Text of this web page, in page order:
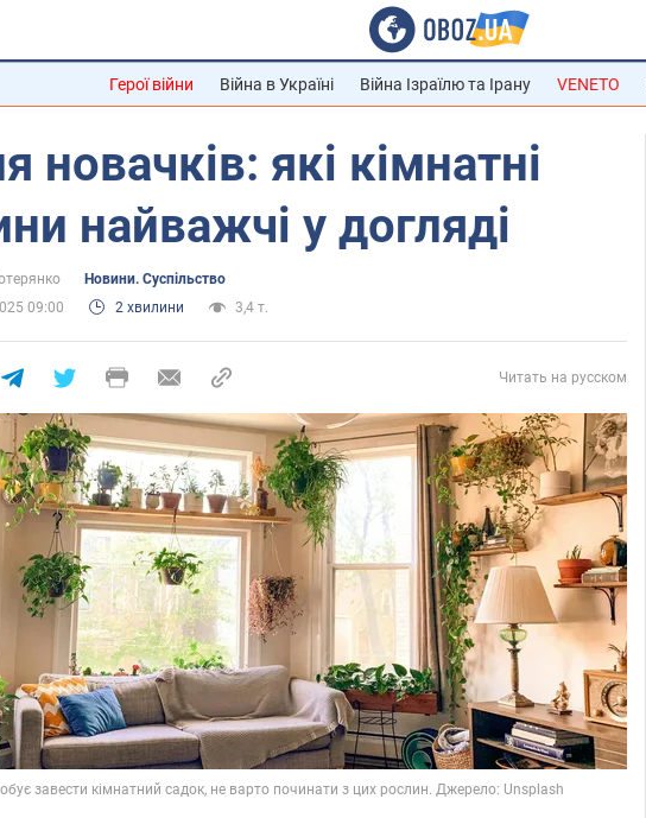
Герої війни Війна в Україні Війна Ізраїлю та Ірану VENETO
новачків: які кімнатні
найважчі у догляді
Новини. Суспільство
09:00
2 хвилини 3,4 т.
Читать на русском